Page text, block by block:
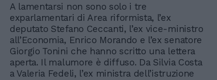
A lamentarsi non sono solo i tre
exparlamentari di Area riformista, l’ex
deputato Stefano Ceccanti, l’ex vice-ministro
all’Economia, Enrico Morando e l’ex senatore
Giorgio Tonini che hanno scritto una lettera
aperta. Il malumore è diffuso. Da Silvia Costa
a Valeria Fedeli, l’ex ministra dell’istruzione